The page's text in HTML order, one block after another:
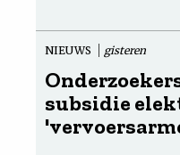
NIEUWS gisteren
subsidie